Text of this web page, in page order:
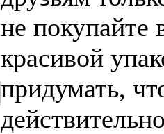
не покупайте
красивой
придумать,